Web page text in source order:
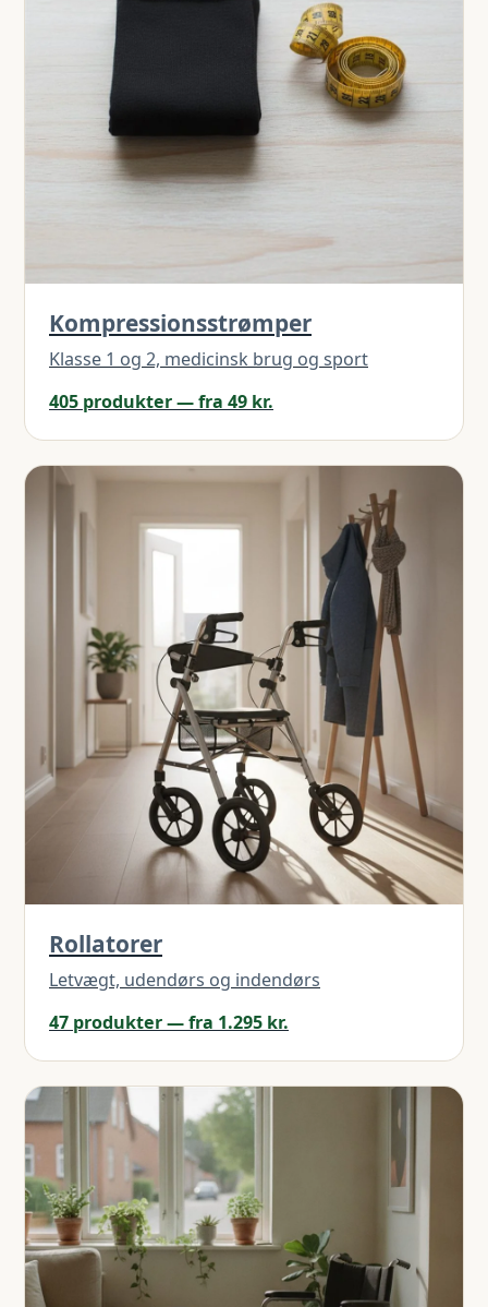
Kompressionsstrømper
Klasse 1 og 2, medicinsk brug og sport
405 produkter — fra 49 kr.
Rollatorer
Letvægt, udendørs og indendørs
47 produkter — fra 1.295 kr.